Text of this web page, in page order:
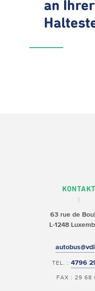
an Ihrer
KONTAKT
63 rue de
L-1248
TEL. :4796
FAX : 29 68